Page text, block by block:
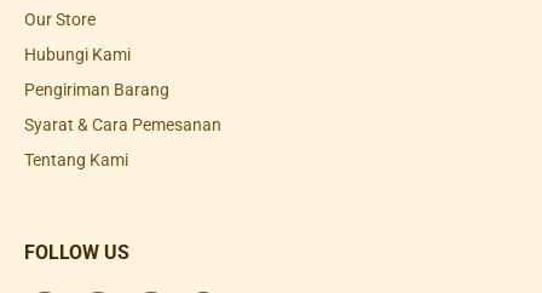
Our Store
Hubungi Kami
Pengiriman Barang
Syarat & Cara Pemesanan
Tentang Kami
FOLLOW US